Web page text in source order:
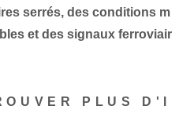
serrés, des conditions m
et des signaux ferroviair
PLUS D'I